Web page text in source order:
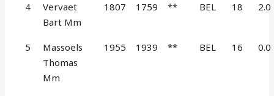
4
Vervaet
Bart Mm
1807 1759 ** BEL 18 2.0
5
Massoels
Thomas
Mm
1955 1939 ** BEL 16 0.0